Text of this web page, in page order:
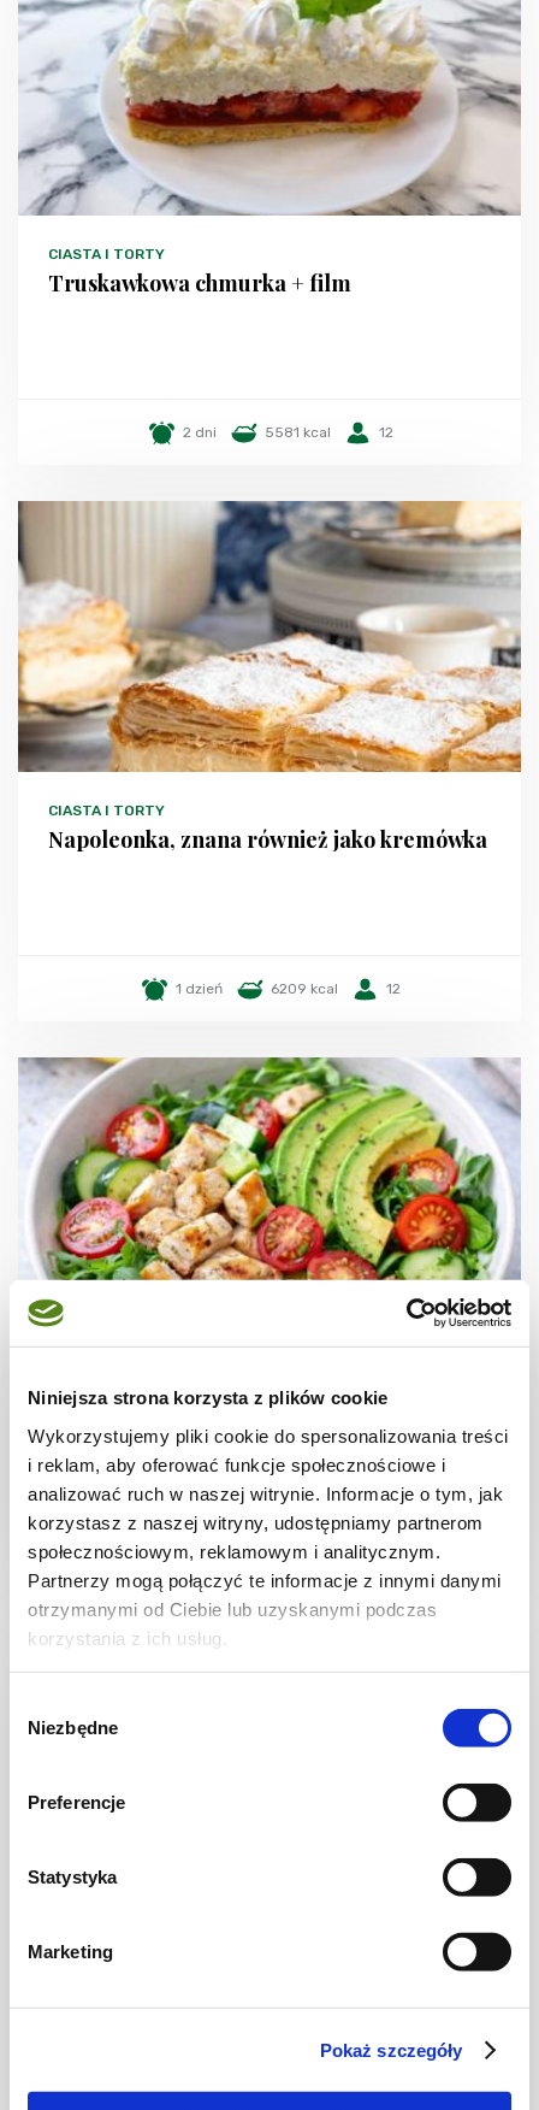
Niniejsza strona korzysta z plików cookie
Wykorzystujemy pliki cookie do spersonalizowania treści
i reklam, aby oferować funkcje społecznościowe i
analizować ruch w naszej witrynie. Informacje o tym, jak
korzystasz z naszej witryny, udostępniamy partnerom
społecznościowym, reklamowym i analitycznym.
Partnerzy mogą połączyć te informacje z innymi danymi
otrzymanymi od Ciebie lub uzyskanymi podczas
korzystania z ich usług.
zgody
Niezbędne
Preferencje
Statystyka
Marketing
Pokaż szczegóły
CIASTA I TORTY
Truskawkowa chmurka + film
2 dni 5581 kcal 12
CIASTA I TORTY
Napoleonka, znana również jako kremówka
1 dzień 6209 kcal 12
Szybki przepis na lekką kolację
10 min. 393 kcal 1
CIASTA I TORTY